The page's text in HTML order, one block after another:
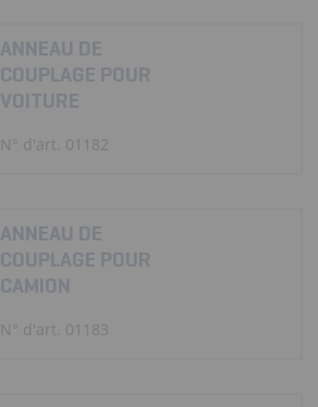
ANNEAU DE
COUPLAGE POUR
VOITURE
N° d'art. 01182
ANNEAU DE
COUPLAGE POUR
CAMION
N° d'art. 01183